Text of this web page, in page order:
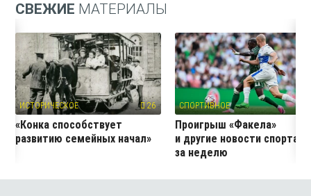
СВЕЖИЕ МАТЕРИАЛЫ
ИСТОРИЧЕСКОЕ 26
«Конка способствует
развитию семейных начал»
СПОРТИВНОЕ
Проигрыш «Факела»
и другие новости спорта
за неделю